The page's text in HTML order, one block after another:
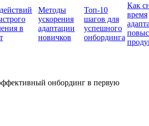
в
Методы
ускорения
адаптации
новичков
Топ-10
шагов для
успешного
онбординга
Как
время
онбординг в первую